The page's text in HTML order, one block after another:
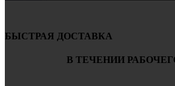
БЫСТРАЯ ДОСТАВКА
В ТЕЧЕНИИ